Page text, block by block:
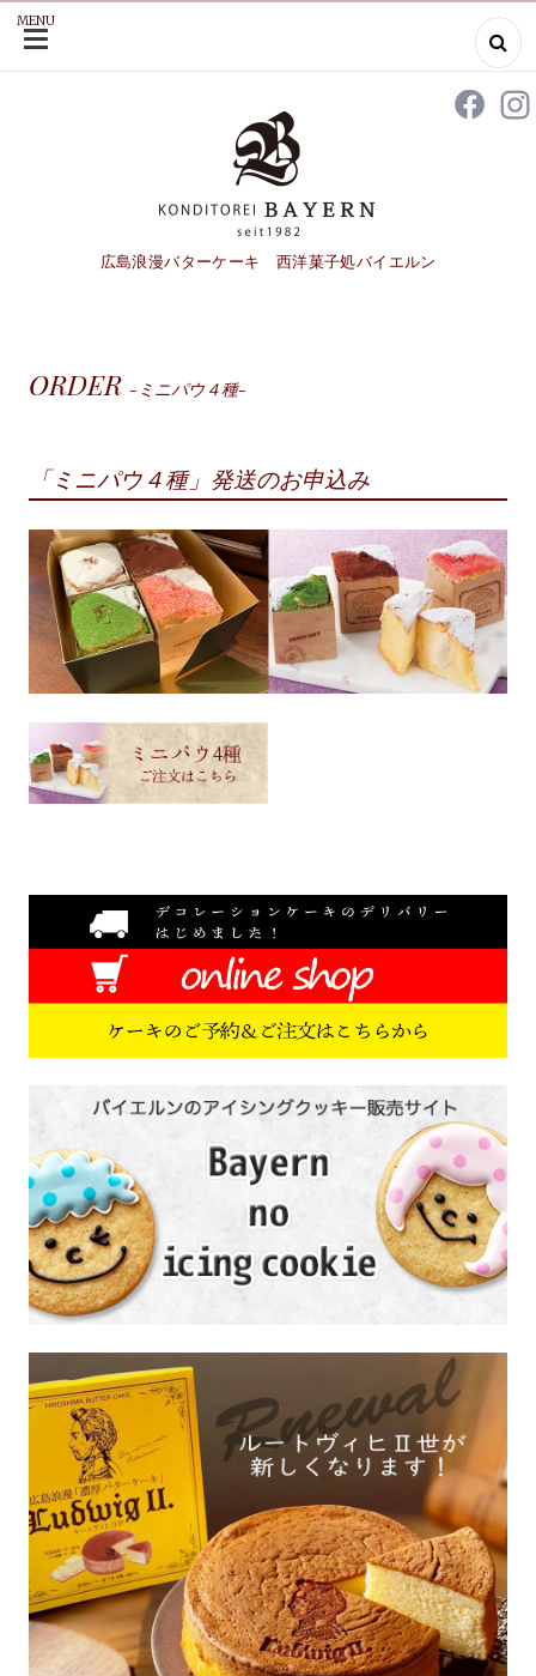
SKIP
CONTENT
広島浪漫バターケーキ 西洋菓子処バイエルン
MENU
ORDER -ミニパウ４種-
「ミニパウ４種」発送のお申込み